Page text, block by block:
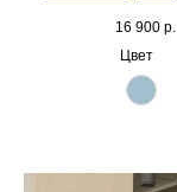
16 900 р.
Цвет